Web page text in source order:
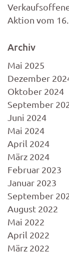
Aktion vom
Archiv
Mai 2025
Dezember
Oktober 2024
September
Juni 2024
Mai 2024
April 2024
März 2024
Februar 2023
Januar 2023
September
August 2022
Mai 2022
April 2022
März 2022